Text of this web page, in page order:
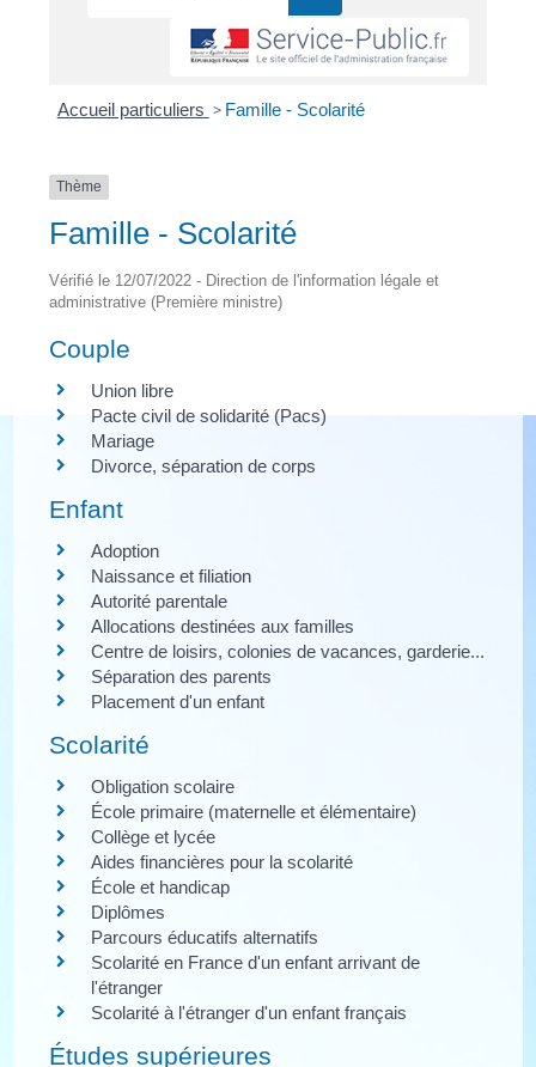
Accueil particuliers > Famille - Scolarité
Thème
Famille - Scolarité
Vérifié le 12/07/2022 - Direction de l'information légale et
administrative (Première ministre)
Couple
Union libre
Pacte civil de solidarité (Pacs)
Mariage
Divorce, séparation de corps
Enfant
Adoption
Naissance et filiation
Autorité parentale
Allocations destinées aux familles
Centre de loisirs, colonies de vacances, garderie...
Séparation des parents
Placement d'un enfant
Scolarité
Obligation scolaire
École primaire (maternelle et élémentaire)
Collège et lycée
Aides financières pour la scolarité
École et handicap
Diplômes
Parcours éducatifs alternatifs
Scolarité en France d'un enfant arrivant de
l'étranger
Scolarité à l'étranger d'un enfant français
Études supérieures